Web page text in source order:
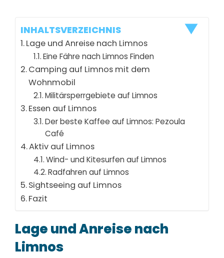
Beliebter Sandstrand im Norden der Insel Limnos.
🔗 In diesem Content
Pezoula Café
Café in Moudros auf der Insel Limnos.
🔗 In diesem Content
Keros Beach
Weitläufiger Sandstrand und Surfspot auf Limnos.
🔗 In diesem Content
Griechische Insel in der Nordägäis, bekannt für
Strände und ursprüngliche Landschaften.
INHALTSVERZEICHNIS
Lage und Anreise nach Limnos
Eine Fähre nach Limnos Finden
Camping auf Limnos mit dem
Wohnmobil
Militärsperrgebiete auf Limnos
Essen auf Limnos
Der beste Kaffee auf Limnos: Pezoula
Café
Aktiv auf Limnos
Wind- und Kitesurfen auf Limnos
Radfahren auf Limnos
Sightseeing auf Limnos
Fazit
Lage und Anreise nach
Limnos